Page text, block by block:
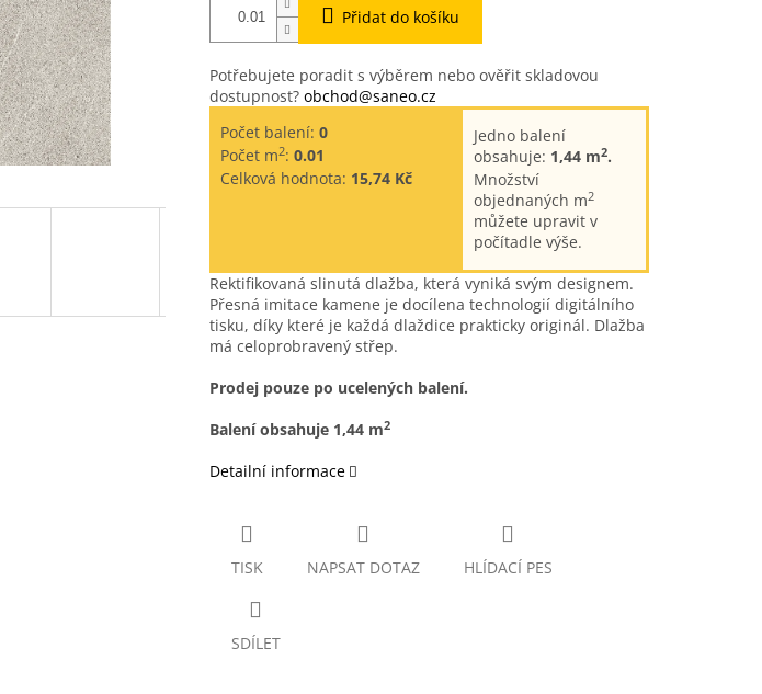
Přidat do košíku
Potřebujete poradit s výběrem nebo ověřit skladovou
dostupnost? obchod@saneo.cz
Počet balení: 0
Počet m2: 0.01
Celková hodnota: 15,74 Kč
Jedno balení
obsahuje: 1,44 m2.
Množství
objednaných m2
můžete upravit v
počítadle výše.
Rektifikovaná slinutá dlažba, která vyniká svým designem.
Přesná imitace kamene je docílena technologií digitálního
tisku, díky které je každá dlaždice prakticky originál. Dlažba
má celoprobravený střep.
Prodej pouze po ucelených balení.
Balení obsahuje 1,44 m2
Detailní informace
TISK NAPSAT DOTAZ HLÍDACÍ PES
SDÍLET